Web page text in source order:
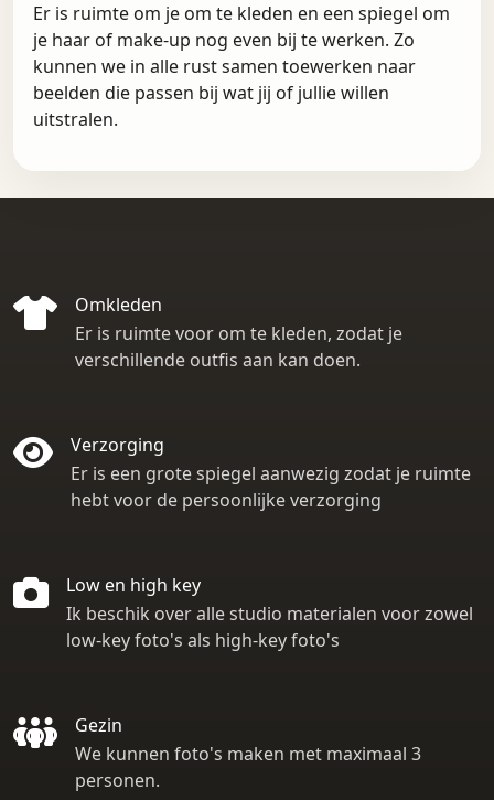
Er is ruimte om je om te kleden en een spiegel om
je haar of make-up nog even bij te werken. Zo
kunnen we in alle rust samen toewerken naar
beelden die passen bij wat jij of jullie willen
uitstralen.
Omkleden
Er is ruimte voor om te kleden, zodat je
verschillende outfis aan kan doen.
Verzorging
Er is een grote spiegel aanwezig zodat je ruimte
hebt voor de persoonlijke verzorging
Low en high key
Ik beschik over alle studio materialen voor zowel
low-key foto's als high-key foto's
Gezin
We kunnen foto's maken met maximaal 3
personen.